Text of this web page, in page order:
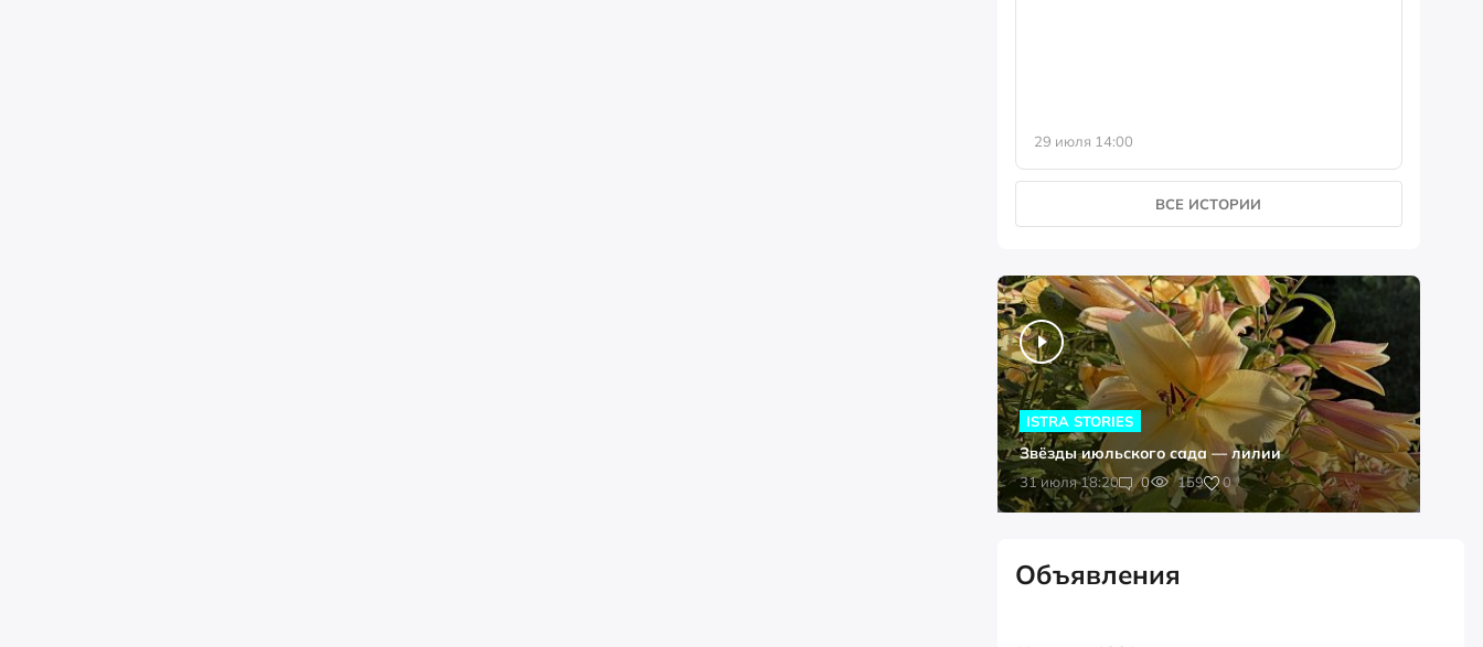
29 июля 14:00
ВСЕ ИСТОРИИ
31 июля 18:20 0 159 0
ISTRA STORIES
Звёзды июльского сада — лилии
Объявления